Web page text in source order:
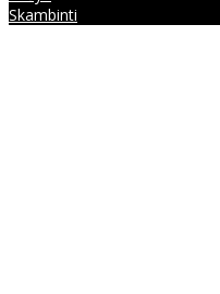
Skambinti